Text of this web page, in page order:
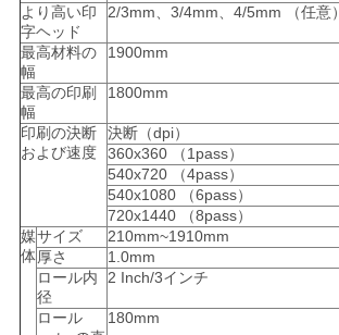
す
べ
て
場
より高い印
字ヘッド
2/3mm、3/4mm、4/5mm （任意）
最高材料の
幅
1900mm
最高の印刷
幅
1800mm
印刷の決断
および速度
決断（dpi）
360x360 （1pass）
540x720 （4pass）
540x1080 （6pass）
720x1440 （8pass）
媒
体
サイズ
210mm~1910mm
厚さ
1.0mm
ロール内
径
2 Inch/3インチ
ロール
180mm